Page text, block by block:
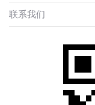
联系我们